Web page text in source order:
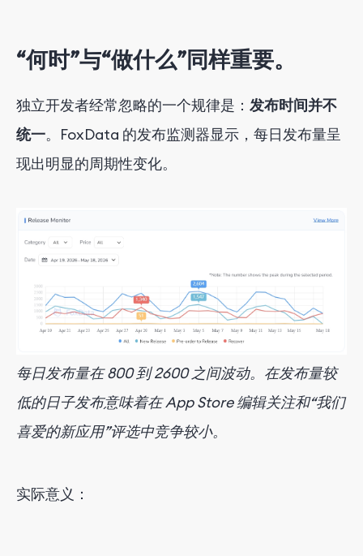
“何时”与“做什么”同样重要。
独立开发者经常忽略的一个规律是： 发布时间并不
统一。FoxData 的发布监测器显示，每日发布量呈
现出明显的周期性变化。
每日发布量在 800 到 2600 之间波动。在发布量较
低的日子发布意味着在 App Store 编辑关注和“我们
喜爱的新应用”评选中竞争较小。
实际意义：